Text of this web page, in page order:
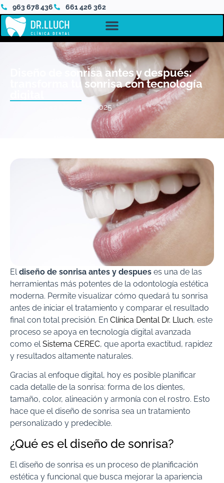
963 678 436 661 426 362
Diseño de sonrisa antes y después:
transforma tu sonrisa con tecnología
08/12/2025
Eldiseño de sonrisa antes y despues es una de las
herramientas más potentes de la odontología estética
moderna. Permite visualizar cómo quedará tu sonrisa
antes de iniciar el tratamiento y comparar el resultado
final con total precisión. En Clínica Dental Dr. Lluch, este
proceso se apoya en tecnología digital avanzada
como elSistema CEREC, que aporta exactitud, rapidez
y resultados altamente naturales.
Gracias al enfoque digital, hoy es posible planificar
cada detalle de la sonrisa: forma de los dientes,
tamaño, color, alineación y armonía con el rostro. Esto
hace que el diseño de sonrisa sea un tratamiento
personalizado y predecible.
¿Qué es el diseño de sonrisa?
El diseño de sonrisa es un proceso de planificación
estética y funcional que busca mejorar la apariencia